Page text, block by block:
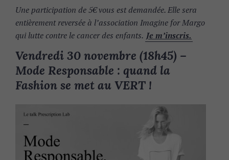
Une participation de 5€ vous est demandée. Elle sera
entièrement reversée à l’association Imagine for Margo
qui lutte contre le cancer des enfants. Je m’inscris.
Vendredi 30 novembre (18h45) –
Mode Responsable : quand la
Fashion se met au VERT !